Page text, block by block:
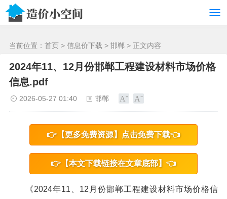
当前位置： 首页 > 信息价下载 > 邯郸 > 正文内容
2024年11、12月份邯郸工程建设材料市场价格
信息.pdf
2026-05-27 01:40 邯郸
👉【更多免费资源】点击免费下载👈
👉【本文下载链接在文章底部】👈
《2024年11、12月份邯郸工程建设材料市场价格信